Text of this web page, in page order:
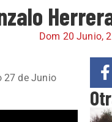
Dom 20 Junio,
27 de Junio